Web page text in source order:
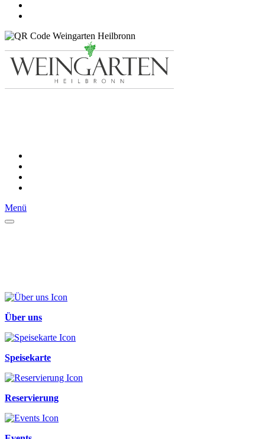
Menü
Über uns
Speisekarte
Reservierung